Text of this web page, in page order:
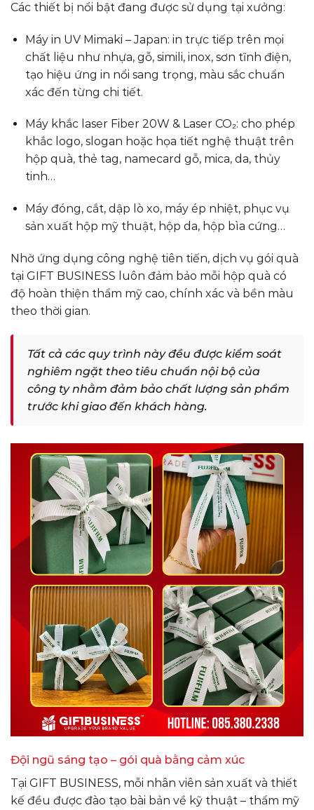
Các thiết bị nổi bật đang được sử dụng tại xưởng:
Máy in UV Mimaki – Japan: in trực tiếp trên mọi
chất liệu như nhựa, gỗ, simili, inox, sơn tĩnh điện,
tạo hiệu ứng in nổi sang trọng, màu sắc chuẩn
xác đến từng chi tiết.
Máy khắc laser Fiber 20W & Laser CO₂: cho phép
khắc logo, slogan hoặc họa tiết nghệ thuật trên
hộp quà, thẻ tag, namecard gỗ, mica, da, thủy
tinh…
Máy đóng, cắt, dập lò xo, máy ép nhiệt, phục vụ
sản xuất hộp mỹ thuật, hộp da, hộp bìa cứng…
Nhờ ứng dụng công nghệ tiên tiến, dịch vụ gói quà
tại GIFT BUSINESS luôn đảm bảo mỗi hộp quà có
độ hoàn thiện thẩm mỹ cao, chính xác và bền màu
theo thời gian.
Tất cả các quy trình này đều được kiểm soát
nghiêm ngặt theo tiêu chuẩn nội bộ của
công ty nhằm đảm bảo chất lượng sản phẩm
trước khi giao đến khách hàng.
Đội ngũ sáng tạo – gói quà bằng cảm xúc
Tại GIFT BUSINESS, mỗi nhân viên sản xuất và thiết
kế đều được đào tạo bài bản về kỹ thuật – thẩm mỹ